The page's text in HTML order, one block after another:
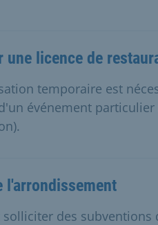
une licence de
temporaire est
événement
l'arrondissement
solliciter des